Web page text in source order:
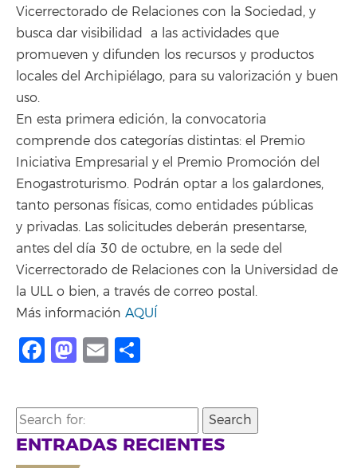
Vicerrectorado de Relaciones con la Sociedad, y
busca dar visibilidad a las actividades que
promueven y difunden los recursos y productos
locales del Archipiélago, para su valorización y buen
uso.
En esta primera edición, la convocatoria
comprende dos categorías distintas: el Premio
Iniciativa Empresarial y el Premio Promoción del
Enogastroturismo. Podrán optar a los galardones,
tanto personas físicas, como entidades públicas
y privadas. Las solicitudes deberán presentarse,
antes del día 30 de octubre, en la sede del
Vicerrectorado de Relaciones con la Universidad de
la ULL o bien, a través de correo postal.
Más información AQUÍ
Facebook
Mastodon
Email
Search
for:
ENTRADAS RECIENTES